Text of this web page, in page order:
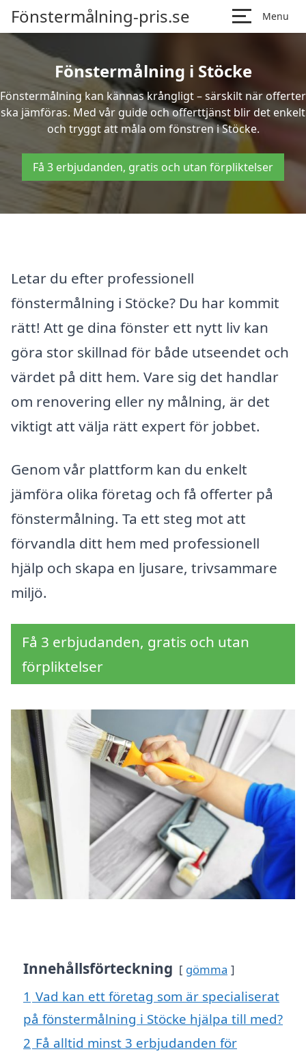
Fönstermålning-pris.se Menu
Fönstermålning i Stöcke
Fönstermålning kan kännas krångligt – särskilt när offerter
ska jämföras. Med vår guide och offerttjänst blir det enkelt
och tryggt att måla om fönstren i Stöcke.
Få 3 erbjudanden, gratis och utan förpliktelser
Letar du efter professionell
fönstermålning i Stöcke? Du har kommit
rätt! Att ge dina fönster ett nytt liv kan
göra stor skillnad för både utseendet och
värdet på ditt hem. Vare sig det handlar
om renovering eller ny målning, är det
viktigt att välja rätt expert för jobbet.
Genom vår plattform kan du enkelt
jämföra olika företag och få offerter på
fönstermålning. Ta ett steg mot att
förvandla ditt hem med professionell
hjälp och skapa en ljusare, trivsammare
miljö.
Få 3 erbjudanden, gratis och utan
förpliktelser
Innehållsförteckning gömma
1 Vad kan ett företag som är specialiserat
på fönstermålning i Stöcke hjälpa till med?
2 Få alltid minst 3 erbjudanden för